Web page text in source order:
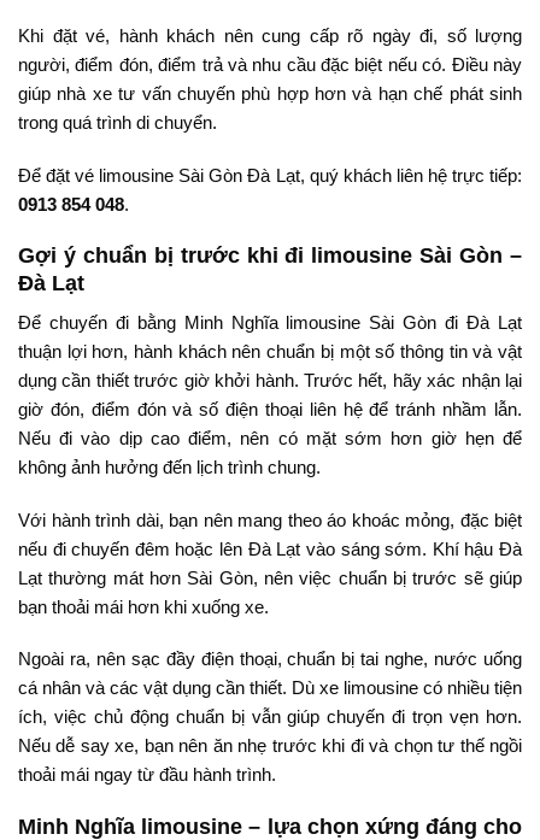
Khi đặt vé, hành khách nên cung cấp rõ ngày đi, số lượng
người, điểm đón, điểm trả và nhu cầu đặc biệt nếu có. Điều này
giúp nhà xe tư vấn chuyến phù hợp hơn và hạn chế phát sinh
trong quá trình di chuyển.
Để đặt vé limousine Sài Gòn Đà Lạt, quý khách liên hệ trực tiếp:
0913 854 048.
Gợi ý chuẩn bị trước khi đi limousine Sài Gòn –
Đà Lạt
Để chuyến đi bằng Minh Nghĩa limousine Sài Gòn đi Đà Lạt
thuận lợi hơn, hành khách nên chuẩn bị một số thông tin và vật
dụng cần thiết trước giờ khởi hành. Trước hết, hãy xác nhận lại
giờ đón, điểm đón và số điện thoại liên hệ để tránh nhầm lẫn.
Nếu đi vào dịp cao điểm, nên có mặt sớm hơn giờ hẹn để
không ảnh hưởng đến lịch trình chung.
Với hành trình dài, bạn nên mang theo áo khoác mỏng, đặc biệt
nếu đi chuyến đêm hoặc lên Đà Lạt vào sáng sớm. Khí hậu Đà
Lạt thường mát hơn Sài Gòn, nên việc chuẩn bị trước sẽ giúp
bạn thoải mái hơn khi xuống xe.
Ngoài ra, nên sạc đầy điện thoại, chuẩn bị tai nghe, nước uống
cá nhân và các vật dụng cần thiết. Dù xe limousine có nhiều tiện
ích, việc chủ động chuẩn bị vẫn giúp chuyến đi trọn vẹn hơn.
Nếu dễ say xe, bạn nên ăn nhẹ trước khi đi và chọn tư thế ngồi
thoải mái ngay từ đầu hành trình.
Minh Nghĩa limousine – lựa chọn xứng đáng cho